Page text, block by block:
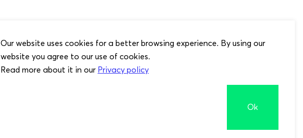
Our website uses cookies for a better browsing experience. By using our
website you agree to our use of cookies.
Read more about it in our Privacy policy
Ok